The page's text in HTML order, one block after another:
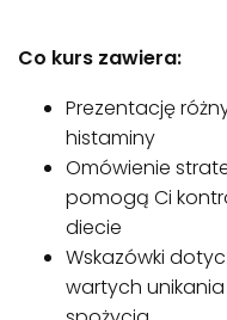
Co kurs zawiera:
Prezentację
histaminy
Omówienie
pomogą Ci
diecie
Wskazówki
wartych